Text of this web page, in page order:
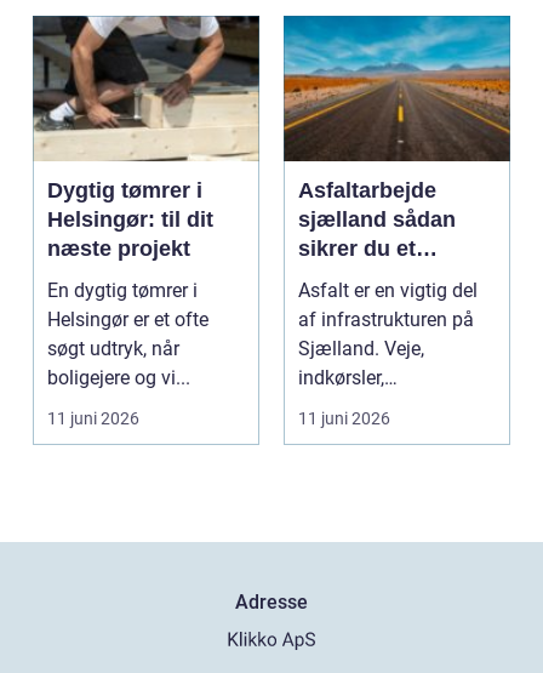
Dygtig tømrer i
Helsingør: til dit
næste projekt
En dygtig tømrer i
Helsingør er et ofte
søgt udtryk, når
boligejere og vi...
11 juni 2026
Asfaltarbejde
sjælland sådan
sikrer du et
holdbart resultat
Asfalt er en vigtig del
af infrastrukturen på
Sjælland. Veje,
indkørsler,
parkeringspladser og
stier...
11 juni 2026
Adresse